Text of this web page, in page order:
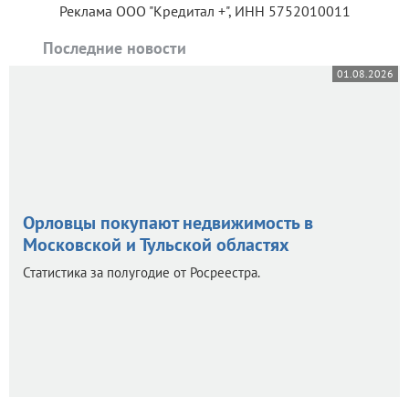
Реклама ООО "Кредитал +", ИНН 5752010011
Последние новости
01.08.2026
Орловцы покупают недвижимость в
Московской и Тульской областях
Статистика за полугодие от Росреестра.